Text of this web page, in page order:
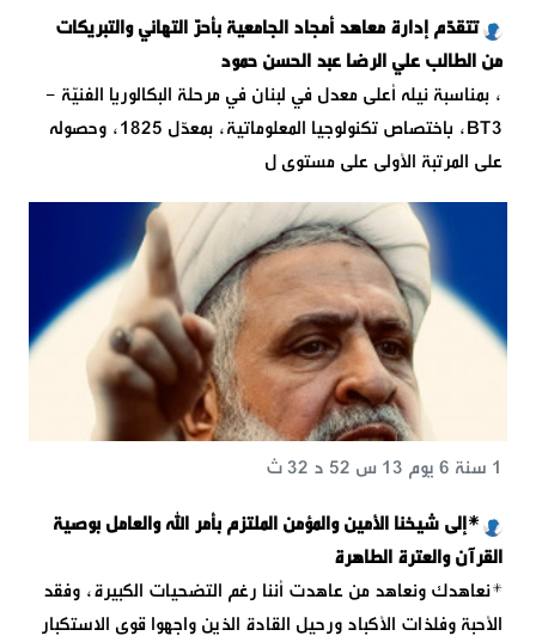
تتقدّم إدارة معاهد أمجاد الجامعية بأحرّ التهاني والتبريكات
من الطالب علي الرضا عبد الحسن حمود
، بمناسبة نيله أعلى معدل في لبنان في مرحلة البكالوريا الفنيّة -
BT3، باختصاص تكنولوجيا المعلوماتية، بمعدّل 1825، وحصوله
على المرتبة الأولى على مستوى ل
*إلى شيخنا الأمين والمؤمن الملتزم بأمر الله والعامل بوصية
القرآن والعترة الطاهرة
1 سنة 6 يوم 13 س 52 د 32 ث
*نعاهدك ونعاهد من عاهدت أننا رغم التضحيات الكبيرة، وفقد
الأحبة وفلذات الأكباد ورحيل القادة الذين واجهوا قوى الاستكبار